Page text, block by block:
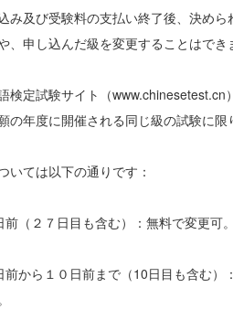
み及び受験料の支払い終了後、決め
、申し込んだ級を変更することはで
検定試験サイト（
の年度に開催される同じ級の試験に限
いては以下の通りです：
（２７日目も含む）：無料で変更可。
前から１０日前まで（10日目も含む